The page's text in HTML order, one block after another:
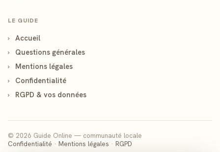
LE GUIDE
›
Accueil
›
Questions générales
›
Mentions légales
›
Confidentialité
›
RGPD & vos données
© 2026 Guide Online — communauté locale
Confidentialité · Mentions légales · RGPD